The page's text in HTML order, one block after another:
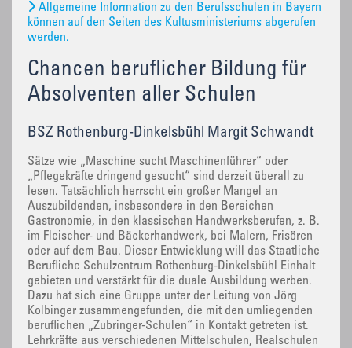
Allgemeine Information zu den Berufsschulen in Bayern
können auf den Seiten des Kultusministeriums abgerufen
werden.
Chancen beruflicher Bildung für
Absolventen aller Schulen
BSZ Rothenburg-Dinkelsbühl Margit Schwandt
Sätze wie „Maschine sucht Maschinenführer“ oder
„Pflegekräfte dringend gesucht“ sind derzeit überall zu
lesen. Tatsächlich herrscht ein großer Mangel an
Auszubildenden, insbesondere in den Bereichen
Gastronomie, in den klassischen Handwerksberufen, z. B.
im Fleischer- und Bäckerhandwerk, bei Malern, Frisören
oder auf dem Bau. Dieser Entwicklung will das Staatliche
Berufliche Schulzentrum Rothenburg-Dinkelsbühl Einhalt
gebieten und verstärkt für die duale Ausbildung werben.
Dazu hat sich eine Gruppe unter der Leitung von Jörg
Kolbinger zusammengefunden, die mit den umliegenden
beruflichen „Zubringer-Schulen“ in Kontakt getreten ist.
Lehrkräfte aus verschiedenen Mittelschulen, Realschulen